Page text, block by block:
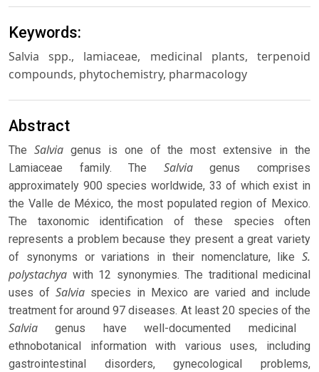
Keywords:
Salvia spp., lamiaceae, medicinal plants, terpenoid
compounds, phytochemistry, pharmacology
Abstract
The Salvia genus is one of the most extensive in the
Lamiaceae family. The
Salviagenus comprises
approximately 900 species worldwide, 33 of which exist in
the Valle de México, the most populated region of Mexico.
The taxonomic identification of these species often
represents a problem because they present a great variety
of synonyms or variations in their nomenclature, like S.
polystachya with 12 synonymies. The traditional medicinal
uses of Salvia species in Mexico are varied and include
treatment for around 97 diseases. At least 20 species of the
Salvia genus have well-documented medicinal
ethnobotanical information with various uses, including
gastrointestinal disorders, gynecological problems,